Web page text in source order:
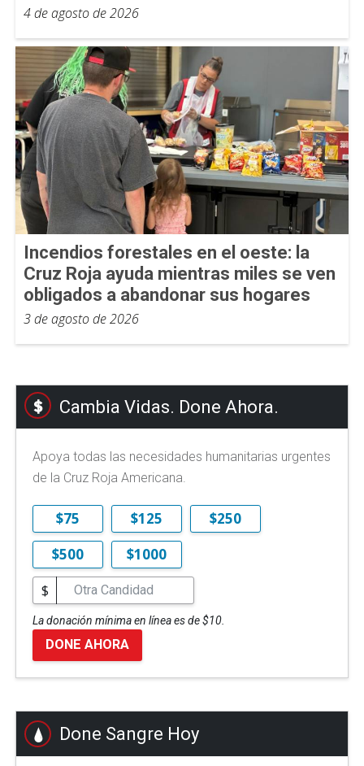
4 de agosto de 2026
Incendios forestales en el oeste: la
Cruz Roja ayuda mientras miles se ven
obligados a abandonar sus hogares
3 de agosto de 2026
Cambia Vidas. Done Ahora.
Apoya todas las necesidades humanitarias urgentes
de la Cruz Roja Americana.
$75 $125
$250
$500
$1000
$
La donación mínima en línea es de $10.
DONE AHORA
Done Sangre Hoy